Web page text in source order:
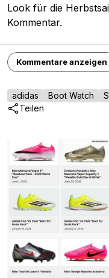
Look für die
Kommentar.
Kommentare anzeigen
adidas Boot Watch
Teilen